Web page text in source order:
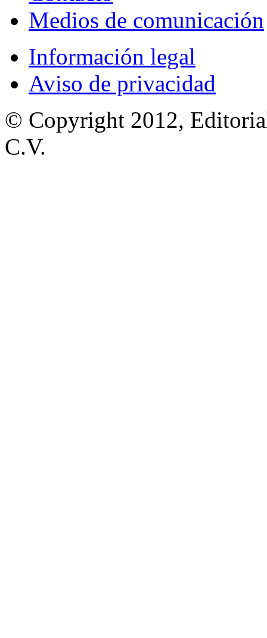
Medios de comunicación
Información legal
Aviso de privacidad
© Copyright 2012,
C.V.